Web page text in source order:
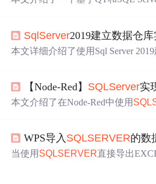
SqlServer2019建立数据仓库
本文详细介绍了使用Sql Server
法，如数据一致性问题、服务器模
此外，文章还探讨了SSAS在商业
【Node-Red】 SQLServer实
本文介绍了在Node-Red中使用
过具体案例展示了如何进行学生信
作，并给出了参考代码。
WPS导入 SQLSERVER的数
当使用 SQLSERVER直接导出